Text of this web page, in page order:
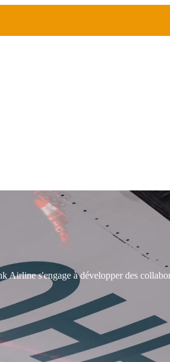
Airline s'engage à développer des